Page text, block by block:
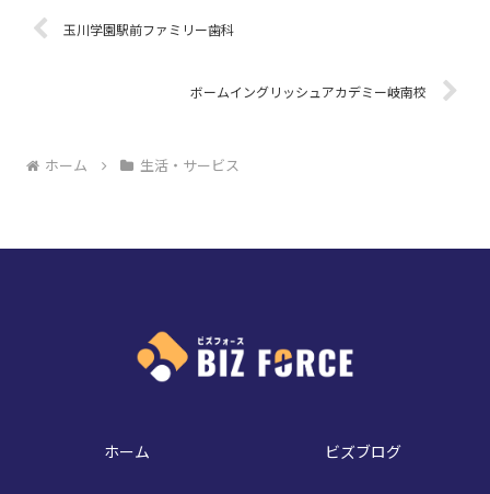
玉川学園駅前ファミリー歯科
ボームイングリッシュアカデミー岐南校
ホーム 生活・サービス
ホーム ビズブログ